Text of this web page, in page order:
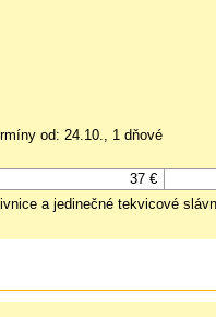
od: 24.10., 1 dňové
37 €
a jedinečné tekvicové